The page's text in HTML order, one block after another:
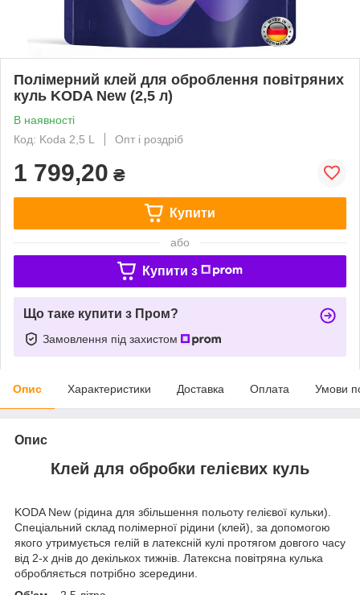
Полімерний клей для оброблення повітряних
куль KODA New (2,5 л)
В наявності
Код: Koda 2,5 L
Опт і роздріб
1 799,20 ₴
Купити
або
Купити з
Що таке купити з Пром?
Замовлення під захистом
Опис Характеристики Доставка Оплата Умови
Опис
Клей для обробки гелієвих куль
KODA New (рідина для збільшення польоту гелієвої кульки).
Спеціальний склад полімерної рідини (клей), за допомогою
якого утримується гелій в латексній кулі протягом довгого часу
від 2-х днів до декількох тижнів. Латексна повітряна кулька
обробляється потрібно зсередини.